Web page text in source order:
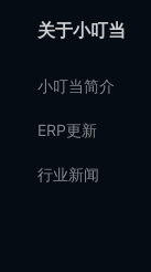
关于小叮当
小叮当简介
ERP更新
行业新闻